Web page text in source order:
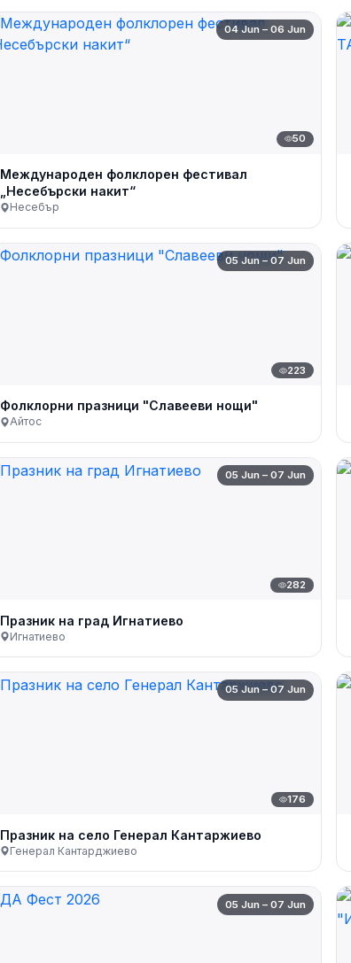
04 Jun – 06 Jun
50
Международен фолклорен фестивал
„Несебърски накит“
Несебър
05 Jun – 07 Jun
223
Фолклорни празници "Славееви нощи"
Айтос
05 Jun – 07 Jun
282
Празник на град Игнатиево
Игнатиево
05 Jun – 07 Jun
176
Празник на село Генерал Кантаржиево
Генерал Кантарджиево
05 Jun – 07 Jun